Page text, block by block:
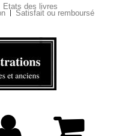
Etats des livres
Satisfait ou remboursé